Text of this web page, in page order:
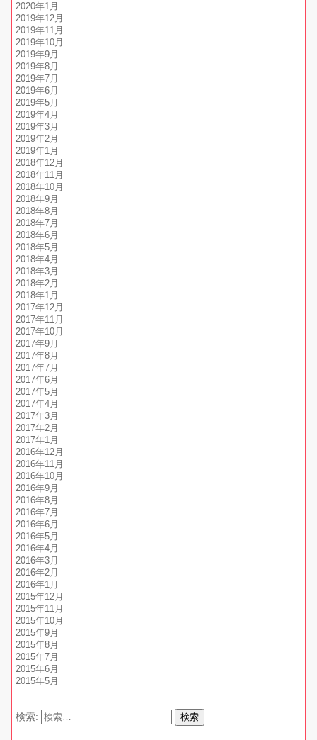
2020年1月
2019年12月
2019年11月
2019年10月
2019年9月
2019年8月
2019年7月
2019年6月
2019年5月
2019年4月
2019年3月
2019年2月
2019年1月
2018年12月
2018年11月
2018年10月
2018年9月
2018年8月
2018年7月
2018年6月
2018年5月
2018年4月
2018年3月
2018年2月
2018年1月
2017年12月
2017年11月
2017年10月
2017年9月
2017年8月
2017年7月
2017年6月
2017年5月
2017年4月
2017年3月
2017年2月
2017年1月
2016年12月
2016年11月
2016年10月
2016年9月
2016年8月
2016年7月
2016年6月
2016年5月
2016年4月
2016年3月
2016年2月
2016年1月
2015年12月
2015年11月
2015年10月
2015年9月
2015年8月
2015年7月
2015年6月
2015年5月
検索: